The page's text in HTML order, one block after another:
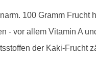
100 Gramm
- vor allem Vitamin A
der Kaki-Frucht